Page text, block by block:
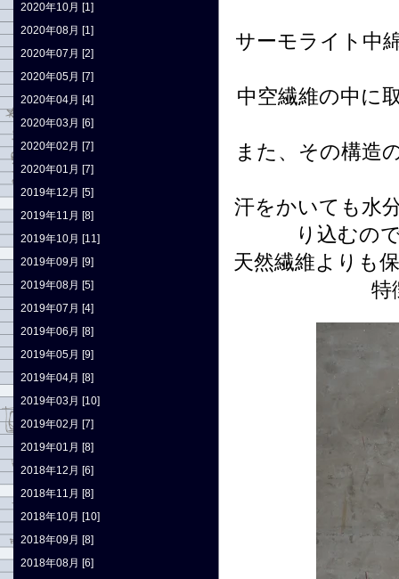
サーモライト 中
中空繊維の中に
また、その構造
汗をかいても水
り込むの
天然繊維よりも
特
2020年10月 [1]
2020年08月 [1]
2020年07月 [2]
2020年05月 [7]
2020年04月 [4]
2020年03月 [6]
2020年02月 [7]
2020年01月 [7]
2019年12月 [5]
2019年11月 [8]
2019年10月 [11]
2019年09月 [9]
2019年08月 [5]
2019年07月 [4]
2019年06月 [8]
2019年05月 [9]
2019年04月 [8]
2019年03月 [10]
2019年02月 [7]
2019年01月 [8]
2018年12月 [6]
2018年11月 [8]
2018年10月 [10]
2018年09月 [8]
2018年08月 [6]